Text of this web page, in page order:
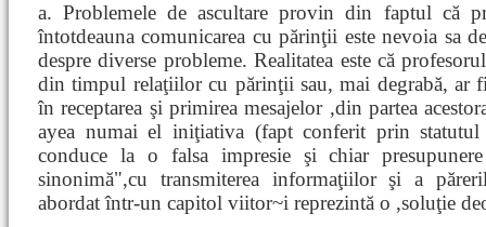
a. Problemele de ascultare provin din faptul că
întotdeauna comunicarea cu părinţii este nevoia sa
despre diverse probleme. Realitatea este că
din timpul relaţiilor cu părinţii sau, mai degrabă, ar
în receptarea şi primirea mesajelor ,din partea
ayea numai el iniţiativa (fapt conferit prin
conduce la o falsa impresie şi chiar
sinonimă",cu transmiterea informaţiilor şi a
abordat într-un capitol viitor~i reprezintă o ,soluţie